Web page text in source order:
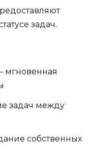
задач.
мгновенная
задач между
собственных